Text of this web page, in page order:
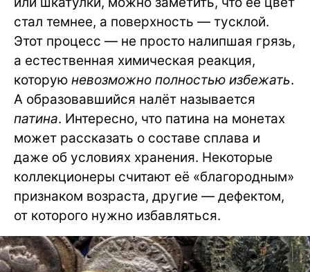
стал темнее, а поверхность — тусклой.
Этот процесс — не просто налипшая грязь,
а естественная химическая реакция,
которую невозможно полностью избежать.
А образовавшийся налёт называется
патина. Интересно, что патина на монетах
может рассказать о составе сплава и
даже об условиях хранения. Некоторые
коллекционеры считают её «благородным»
признаком возраста, другие — дефектом,
от которого нужно избавляться.